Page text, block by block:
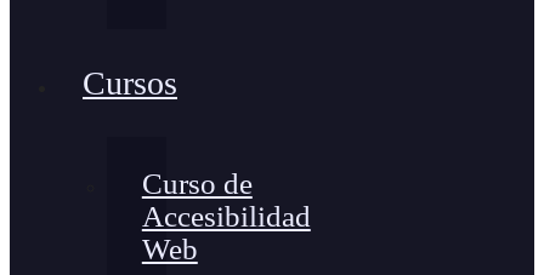
Cursos
Curso de
Accesibilidad
Web